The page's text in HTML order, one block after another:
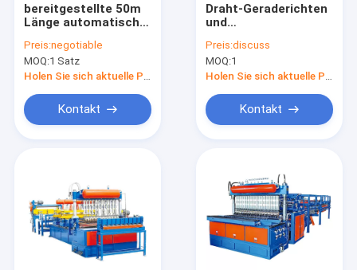
bereitgestellte 50m
Länge automatischer
Machine 50 stellt
ein,/Monat
Preis:negotiable
MOQ:1 Satz
Kontakt
Draht-Geraderichten
und
CNC Durchmessers
4-8mm mit Touch
Screen
Preis:discuss
MOQ:1
Kontakt